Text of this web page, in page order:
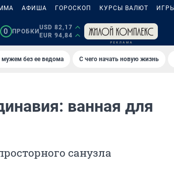
АФИША ГОРОСКОП КУРСЫ ВАЛЮТ ИГРЫ
0 ПРОБКИ
USD 82,17
EUR 94,84
мужем без ее ведома С чего начать новую жизнь
ванная для
санузла